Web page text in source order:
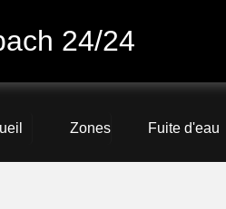
24/24
Zones Fuite d'eau